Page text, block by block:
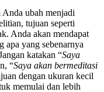
ubah menjadi
tujuan seperti
Anda akan mendapat
apa yang sebenarnya
katakan “Saya
“Saya akan bermeditasi
dengan ukuran kecil
memulai dan lebih